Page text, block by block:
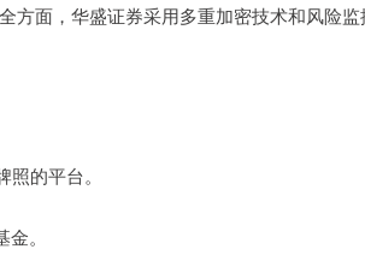
方面，华盛证券采用多重加密技术和风险监
的平台。
。